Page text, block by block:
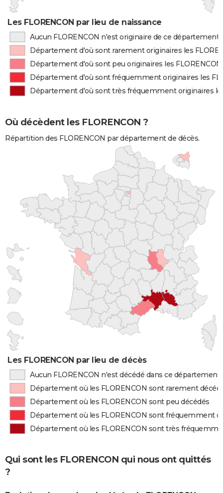
Les FLORENCON par lieu de naissance
Aucun FLORENCON n'est originaire de ce département
Département d'où sont rarement originaires les
Département d'où sont peu originaires les FLORENCON
Département d'où sont fréquemment originaires les
Département d'où sont très fréquemment originaires
Où décèdent les FLORENCON ?
Répartition des FLORENCON par département de décès.
Les FLORENCON par lieu de décès
Aucun FLORENCON n'est décédé dans ce département
Département où les FLORENCON sont rarement
Département où les FLORENCON sont peu décédés
Département où les FLORENCON sont fréquemment
Département où les FLORENCON sont très
Qui sont les FLORENCON qui nous ont quittés
?